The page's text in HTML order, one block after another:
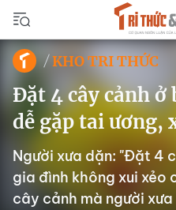
KHO TRI THỨC
Đặt 4 cây cảnh ở
dễ gặp tai ương,
Người xưa dặn: "Đặt 4
gia đình không xui xẻo
cây cảnh mà người